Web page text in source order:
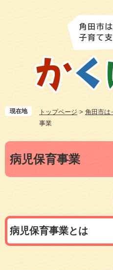
現在地 トップページ > 角田市は
事業
本
文病児保育事業
病児保育事業とは